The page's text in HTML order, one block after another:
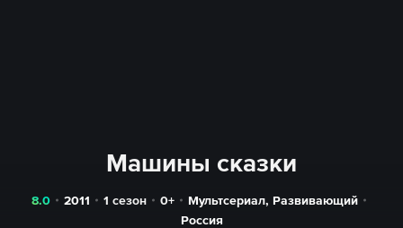
Машины сказки
8.0 2011 1 сезон 0+ Мультсериал, Развивающий
Россия